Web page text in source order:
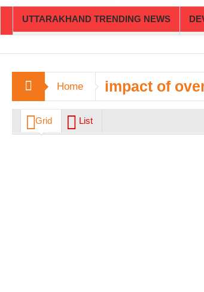
UTTARAKHAND TRENDING NEWS
Home impact of
Grid List